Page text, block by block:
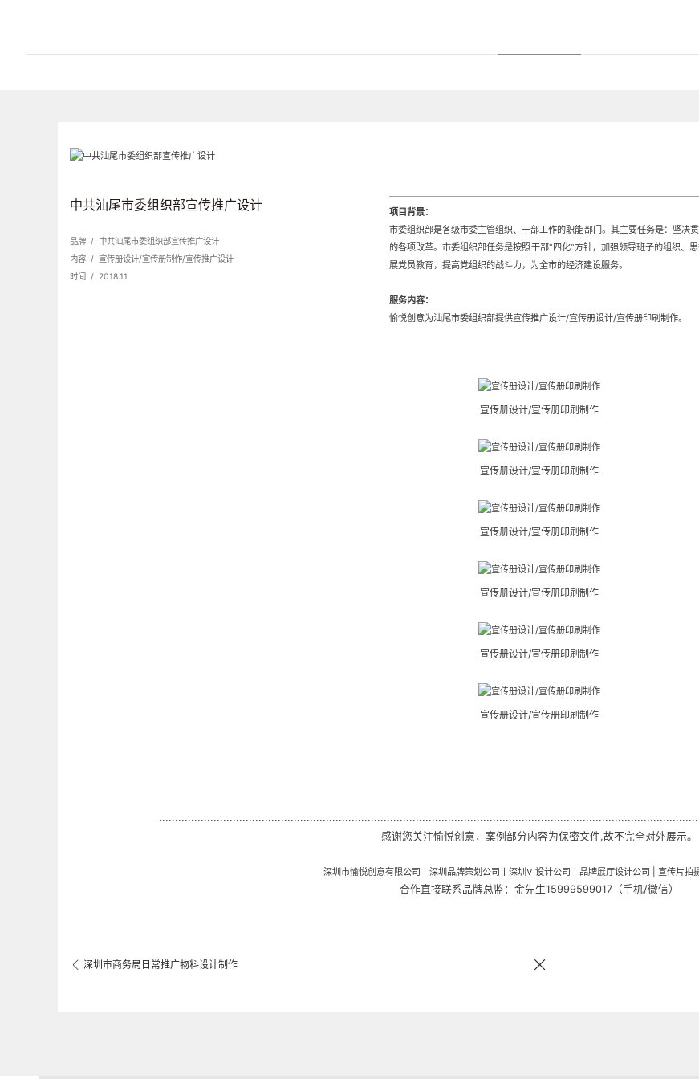
中共汕尾市委组织部宣传推广设计
品牌 / 中共汕尾市委组织部宣传推广设计
内容 / 宣传册设计/宣传册制作/宣传推广设计
时间 / 2018.11
项目背景：
市委组织部是各级市委主管组织、干部工作的职能部门。其主要任务是：坚决
的各项改革。市委组织部任务是按照干部"四化"方针，加强领导班子的组织、
展党员教育，提高党组织的战斗力，为全市的经济建设服务。
服务内容：
愉悦创意为汕尾市委组织部提供宣传推广设计/宣传册设计/宣传册印刷制作。
宣传册设计/宣传册印刷制作
宣传册设计/宣传册印刷制作
宣传册设计/宣传册印刷制作
宣传册设计/宣传册印刷制作
宣传册设计/宣传册印刷制作
宣传册设计/宣传册印刷制作
...............................................................................................................................................
感谢您关注愉悦创意，案例部分内容为保密文件,故不完全对外展示。
深圳市愉悦创意有限公司丨深圳品牌策划公司 深圳VI设计公司丨品牌展厅设计公司 | 宣传片拍
合作直接联系品牌总监：金先生15999599017（手机/微信）
深圳市商务局日常推广物料设计制作